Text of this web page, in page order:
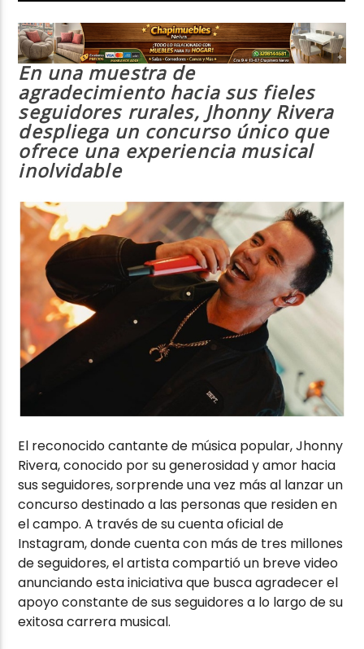
En una muestra de
agradecimiento hacia sus fieles
seguidores rurales, Jhonny Rivera
despliega un concurso único que
ofrece una experiencia musical
inolvidable
El reconocido cantante de música popular, Jhonny
Rivera, conocido por su generosidad y amor hacia
sus seguidores, sorprende una vez más al lanzar un
concurso destinado a las personas que residen en
el campo. A través de su cuenta oficial de
Instagram, donde cuenta con más de tres millones
de seguidores, el artista compartió un breve video
anunciando esta iniciativa que busca agradecer el
apoyo constante de sus seguidores a lo largo de su
exitosa carrera musical.